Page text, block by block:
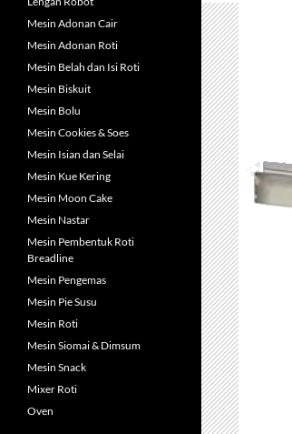
Mesin Adonan Cair
Mesin Adonan Roti
Mesin Belah dan Isi Roti
Mesin Biskuit
Mesin Bolu
Mesin Cookies & Soes
Mesin Isian dan Selai
Mesin Kue Kering
Mesin Moon Cake
Mesin Nastar
Mesin Pembentuk Roti
Breadline
Mesin Pengemas
Mesin Pie Susu
Mesin Roti
Mesin Siomai & Dimsum
Mesin Snack
Mixer Roti
Oven